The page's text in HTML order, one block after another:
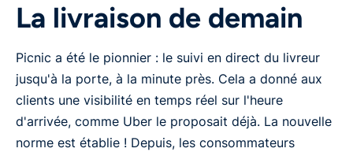
La livraison de demain
Picnic a été le pionnier : le suivi en direct du livreur
jusqu'à la porte, à la minute près. Cela a donné aux
clients une visibilité en temps réel sur l'heure
d'arrivée, comme Uber le proposait déjà. La nouvelle
norme est établie ! Depuis, les consommateurs